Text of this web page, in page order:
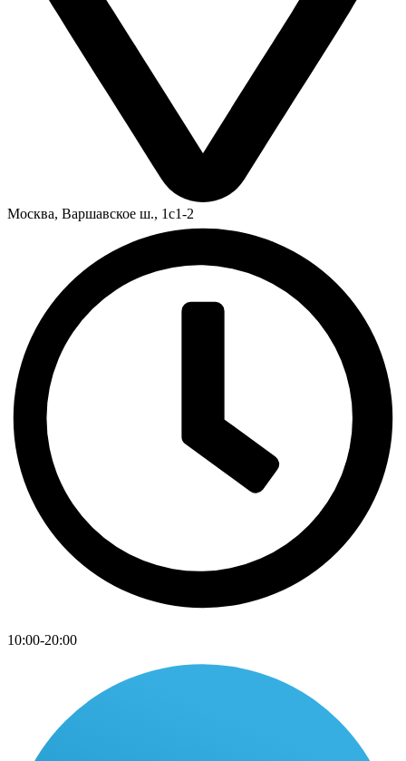
Москва, Варшавское ш., 1с1-2
10:00-20:00